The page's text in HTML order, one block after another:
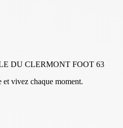
DU CLERMONT FOOT 63
vivez chaque moment.